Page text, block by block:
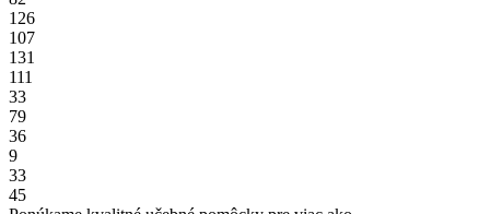
126
107
131
111
33
79
36
9
33
45